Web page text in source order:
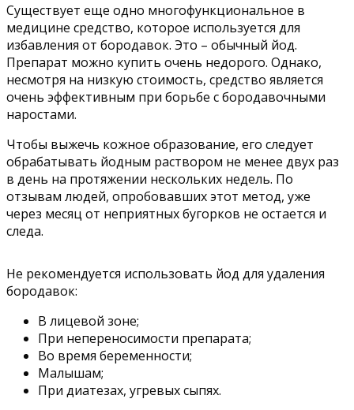
Существует еще одно многофункциональное в
медицине средство, которое используется для
избавления от бородавок. Это – обычный йод.
Препарат можно купить очень недорого. Однако,
несмотря на низкую стоимость, средство является
очень эффективным при борьбе с бородавочными
наростами.
Чтобы выжечь кожное образование, его следует
обрабатывать йодным раствором не менее двух раз
в день на протяжении нескольких недель. По
отзывам людей, опробовавших этот метод, уже
через месяц от неприятных бугорков не остается и
следа.
Не рекомендуется использовать йод для удаления
бородавок:
В лицевой зоне;
При непереносимости препарата;
Во время беременности;
Малышам;
При диатезах, угревых сыпях.